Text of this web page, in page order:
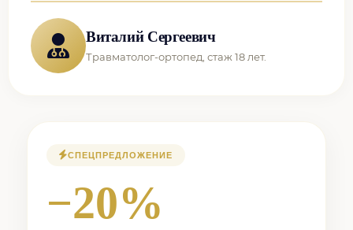
Виталий Сергеевич
Травматолог-ортопед, стаж 18 лет.
СПЕЦПРЕДЛОЖЕНИЕ
−20%